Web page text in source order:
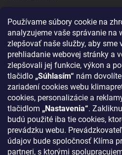
Používame súbory cookie na
analyzujeme vaše správanie na
zlepšovať naše služby, aby
prehliadanie webovej stránky a
zlepšovali jej funkcie, výkon a
tlačidlo „Súhlasím“ nám
zariadení cookies webu
cookies, personalizácie a
tlačidlom „Nastavenia“.
budú použité iba tie cookies,
prevádzku webu.
údajov bude spoločnosť Klíma
partneri, s ktorými
Blog - najnovšie články
Obchodné podmienky
Podmienky ochrany osobných údajov
Odstúpenie od zmluvy
Kontakty
KONTAKT
klima@klimapreteba.sk